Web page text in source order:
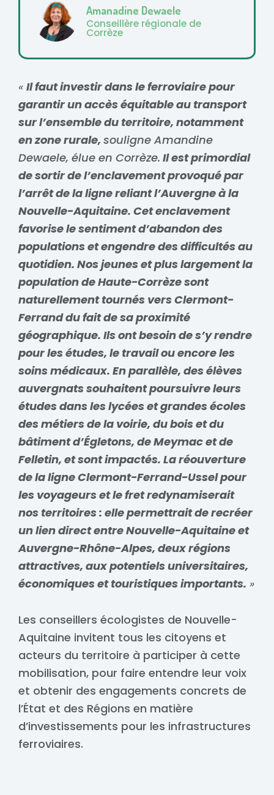
Amanadine Dewaele
Conseillère régionale de
Corrèze
« Il faut investir dans le ferroviaire pour
garantir un accès équitable au transport
sur l’ensemble du territoire, notamment
en zone rurale, souligne Amandine
Dewaele, élue en Corrèze. Il est primordial
de sortir de l’enclavement provoqué par
l’arrêt de la ligne reliant l’Auvergne à la
Nouvelle-Aquitaine. Cet enclavement
favorise le sentiment d’abandon des
populations et engendre des difficultés au
quotidien. Nos jeunes et plus largement la
population de Haute-Corrèze sont
naturellement tournés vers Clermont-
Ferrand du fait de sa proximité
géographique. Ils ont besoin de s’y rendre
pour les études, le travail ou encore les
soins médicaux. En parallèle, des élèves
auvergnats souhaitent poursuivre leurs
études dans les lycées et grandes écoles
des métiers de la voirie, du bois et du
bâtiment d’Égletons, de Meymac et de
Felletin, et sont impactés. La réouverture
de la ligne Clermont-Ferrand-Ussel pour
les voyageurs et le fret redynamiserait
nos territoires : elle permettrait de recréer
un lien direct entre Nouvelle-Aquitaine et
Auvergne-Rhône-Alpes, deux régions
attractives, aux potentiels universitaires,
économiques et touristiques importants. »
Les conseillers écologistes de Nouvelle-
Aquitaine invitent tous les citoyens et
acteurs du territoire à participer à cette
mobilisation, pour faire entendre leur voix
et obtenir des engagements concrets de
l’État et des Régions en matière
d’investissements pour les infrastructures
ferroviaires.